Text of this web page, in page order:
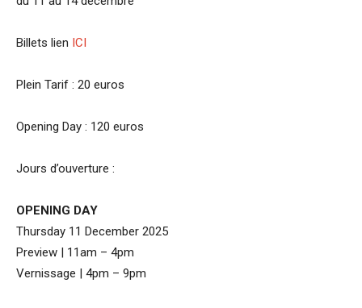
Billets lien ICI
Plein Tarif : 20 euros
Opening Day : 120 euros
Jours d’ouverture :
OPENING DAY
Thursday 11 December 2025
Preview | 11am – 4pm
Vernissage | 4pm – 9pm